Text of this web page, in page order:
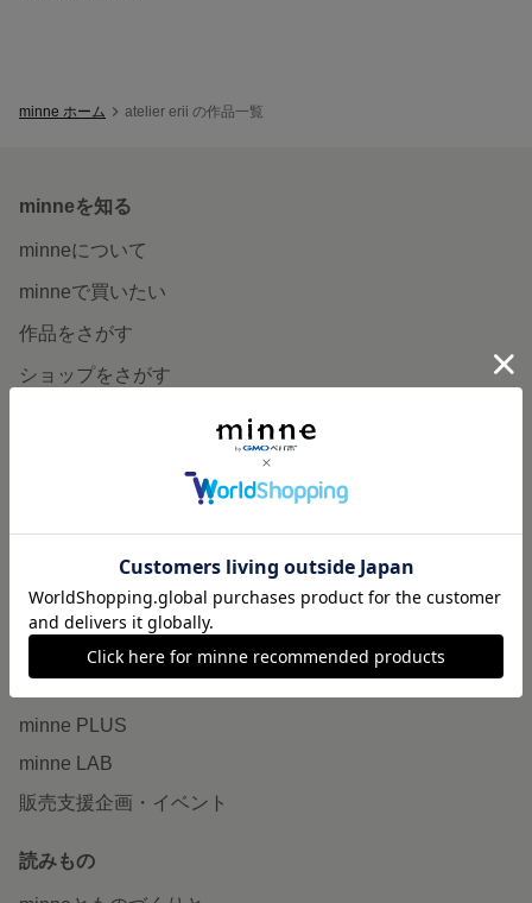
minne ホーム atelier erii の作品一覧
minneを知る
minneについて
minneで買いたい
作品をさがす
ショップをさがす
minneで売りたい
食品販売
ヴィンテージ販売
ダウンロード販売
minne PLUS
minne LAB
販売支援企画・イベント
読みもの